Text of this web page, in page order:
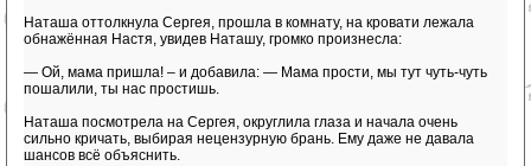
Наташа оттолкнула Сергея, прошла в комнату, на кровати лежала
обнажённая Настя, увидев Наташу, громко произнесла:
— Ой, мама пришла! – и добавила: — Мама прости, мы тут чуть-чуть
пошалили, ты нас простишь.
Наташа посмотрела на Сергея, округлила глаза и начала очень
сильно кричать, выбирая нецензурную брань. Ему даже не давала
шансов всё объяснить.